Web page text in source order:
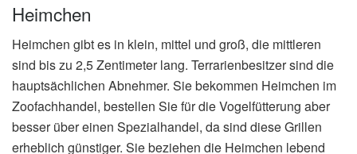
Heimchen
Heimchen gibt es in klein, mittel und groß, die mittleren
sind bis zu 2,5 Zentimeter lang. Terrarienbesitzer sind die
hauptsächlichen Abnehmer. Sie bekommen Heimchen im
Zoofachhandel, bestellen Sie für die Vogelfütterung aber
besser über einen Spezialhandel, da sind diese Grillen
erheblich günstiger. Sie beziehen die Heimchen lebend